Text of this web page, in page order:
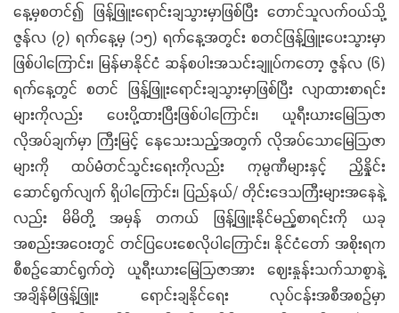
နေ့မှစတင်၍ ဖြန့်ဖြူးရောင်းချသွားမှာဖြစ်ပြီး တောင်သူလက်ဝယ်သို့
ဇွန်လ (၇) ရက်နေ့မှ (၁၅) ရက်နေ့အတွင်း စတင်ဖြန့်ဖြူးပေးသွားမှာ
ဖြစ်ပါကြောင်း၊ မြန်မာနိုင်ငံ ဆန်စပါးအသင်းချူပ်ကတော့ ဇွန်လ (၆)
ရက်နေ့တွင် စတင် ဖြန့်ဖြူးရောင်းချသွားမှာဖြစ်ပြီး လျာထားစာရင်း
များကိုလည်း ပေးပို့ထားပြီးဖြစ်ပါကြောင်း၊ ယူရီးယားမြေဩဇာ
လိုအပ်ချက်မှာ ကြီးမြင့် နေသေးသည့်အတွက် လိုအပ်သောမြေဩဇာ
များကို ထပ်မံတင်သွင်းရေးကိုလည်း ကုမ္ပဏီများနှင့် ညှိနှိုင်း
ဆောင်ရွက်လျက် ရှိပါကြောင်း၊ ပြည်နယ်/ တိုင်းဒေသကြီးများအနေနဲ့
လည်း မိမိတို့ အမှန် တကယ် ဖြန့်ဖြူးနိုင်မည့်စာရင်းကို ယခု
အစည်းအဝေးတွင် တင်ပြပေးစေလိုပါကြောင်း၊ နိုင်ငံတော် အစိုးရက
စီစဉ်ဆောင်ရွက်တဲ့ ယူရီးယားမြေဩဇာအား ဈေးနှုန်းသက်သာစွာနဲ့
အချိန်မီဖြန့်ဖြူး ရောင်းချနိုင်ရေး လုပ်ငန်းအစီအစဉ်မှာ